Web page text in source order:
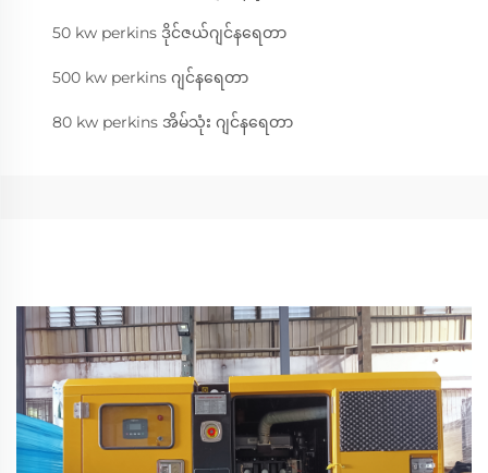
50 kw perkins ဒိုင်ဇယ်ဂျင်နရေတာ
500 kw perkins ဂျင်နရေတာ
80 kw perkins အိမ်သုံး ဂျင်နရေတာ